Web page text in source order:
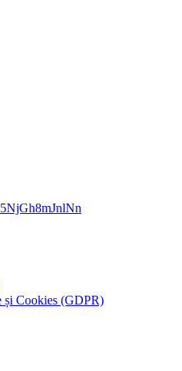
și Cookies (GDPR)